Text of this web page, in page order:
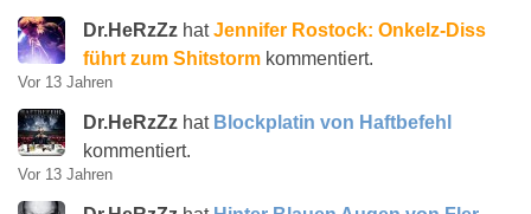
Dr.HeRzZz hatJennifer Rostock: Onkelz-Diss
führt zum Shitstorm kommentiert.
Vor 13 Jahren
Dr.HeRzZz hat Blockplatin von Haftbefehl
kommentiert.
Vor 13 Jahren